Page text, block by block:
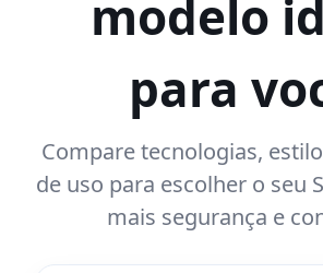
modelo
para
Compare tecnologias,
de uso para escolher o seu
mais segurança e